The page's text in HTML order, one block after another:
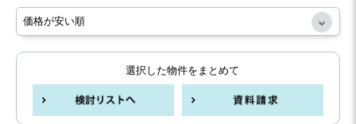
選択した物件をまとめて